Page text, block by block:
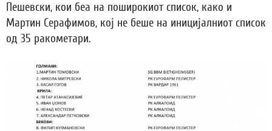
Пешевски, кои беа на поширокиот список, како и
Мартин Серафимов, кој не беше на иницијалниот список
од 35 ракометари.